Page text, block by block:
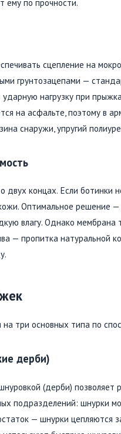
ему по прочности.
сцепление на
грунтозацепами —
нагрузку при
на асфальте, поэтому в
снаружи, упругий
концах. Если ботинки
Оптимальное решение
влагу. Однако мембрана
— пропитка натуральной
три основных типа по
дерби)
(дерби) позволяет
подразделений: шнурки
— шнурки цепляются